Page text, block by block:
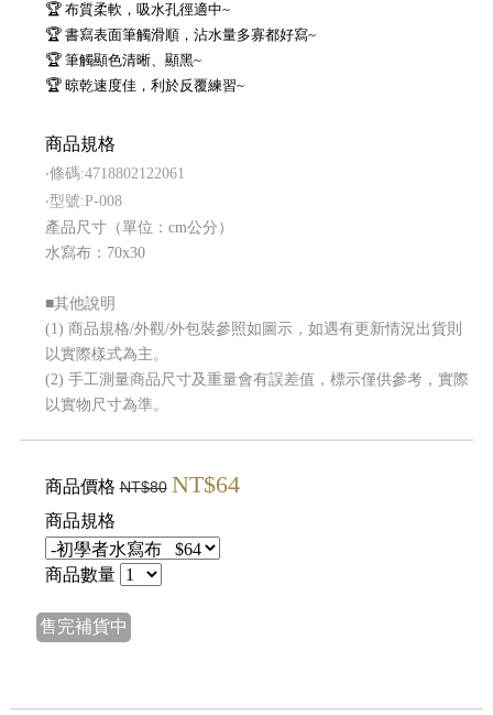
🏆 布質柔軟，吸水孔徑適中~
🏆 書寫表面筆觸滑順，沾水量多寡都好寫~
🏆 筆觸顯色清晰、顯黑~
🏆 晾乾速度佳，利於反覆練習~
商品規格
‧條碼:4718802122061
‧型號:P-008
產品尺寸（單位：cm公分）
水寫布：70x30
■其他說明
(1) 商品規格/外觀/外包裝參照如圖示，如遇有更新情況出貨則
以實際樣式為主。
(2) 手工測量商品尺寸及重量會有誤差值，標示僅供參考，實際
以實物尺寸為準。
商品價格NT$80 NT$64
商品規格
商品數量
售完補貨中